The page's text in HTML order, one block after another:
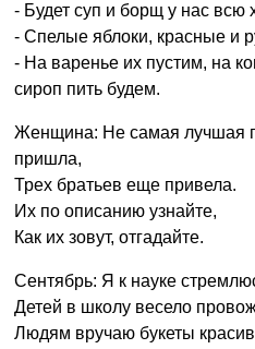
- Будет суп и борщ у нас всю
- Спелые яблоки, красные и
- На варенье их пустим, на
сироп пить будем.
Женщина: Не самая лучшая
пришла,
Трех братьев еще привела.
Их по описанию узнайте,
Как их зовут, отгадайте.
Сентябрь: Я к науке
Детей в школу весело
Людям вручаю букеты